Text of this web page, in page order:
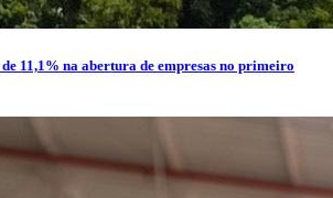
11,1% na abertura de empresas no primeiro